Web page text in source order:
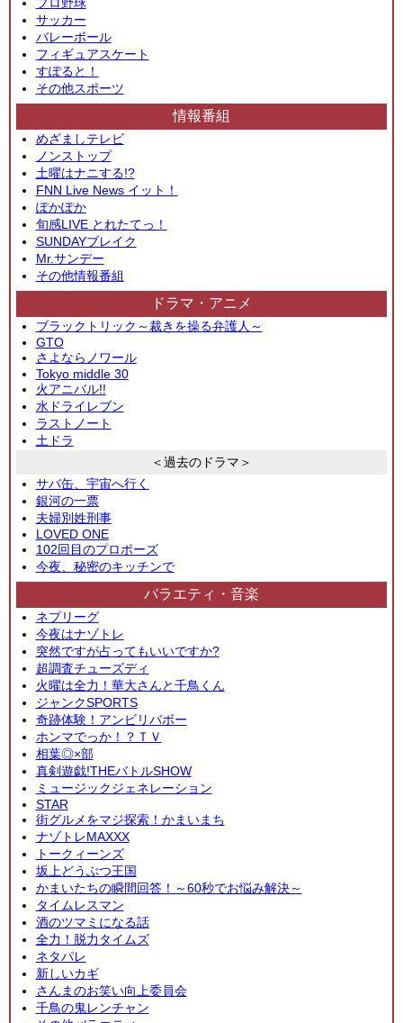
サッカー
バレーボール
フィギュアスケート
すぽると！
その他スポーツ
情報番組
めざましテレビ
ノンストップ
土曜はナニする!?
FNN Live News イット！
ぽかぽか
旬感LIVE とれたてっ！
SUNDAYブレイク
Mr.サンデー
その他情報番組
ドラマ・アニメ
ブラックトリック～裁きを操る弁護人～
GTO
さよならノワール
Tokyo middle 30
火アニバル!!
水ドライレブン
ラストノート
土ドラ
＜過去のドラマ＞
サバ缶、宇宙へ行く
銀河の一票
夫婦別姓刑事
LOVED ONE
102回目のプロポーズ
今夜、秘密のキッチンで
バラエティ・音楽
ネプリーグ
今夜はナゾトレ
突然ですが占ってもいいですか?
超調査チューズディ
火曜は全力！華大さんと千鳥くん
ジャンクSPORTS
奇跡体験！アンビリバボー
ホンマでっか！？ＴＶ
相葉◎×部
真剣遊戯!THEバトルSHOW
ミュージックジェネレーション
STAR
街グルメをマジ探索！かまいまち
ナゾトレMAXXX
トークィーンズ
坂上どうぶつ王国
かまいたちの瞬間回答！～60秒でお悩み解決～
タイムレスマン
酒のツマミになる話
全力！脱力タイムズ
ネタパレ
新しいカギ
さんまのお笑い向上委員会
千鳥の鬼レンチャン